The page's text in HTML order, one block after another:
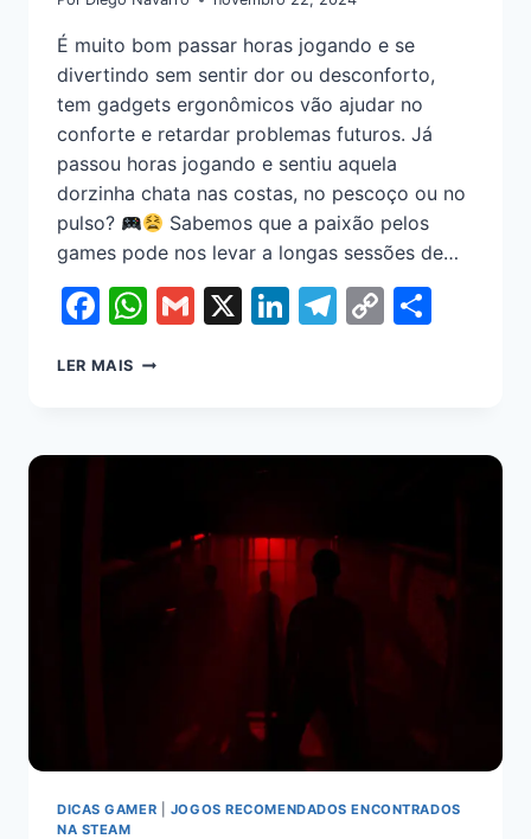
É muito bom passar horas jogando e se
divertindo sem sentir dor ou desconforto,
tem gadgets ergonômicos vão ajudar no
conforte e retardar problemas futuros. Já
passou horas jogando e sentiu aquela
dorzinha chata nas costas, no pescoço ou no
pulso?
Sabemos que a paixão pelos
games pode nos levar a longas sessões de…
Facebook
WhatsApp
Gmail
X LinkedIn
Telegram
Copy
LER MAIS
DICAS GAMER
JOGOS RECOMENDADOS ENCONTRADOS
NA STEAM